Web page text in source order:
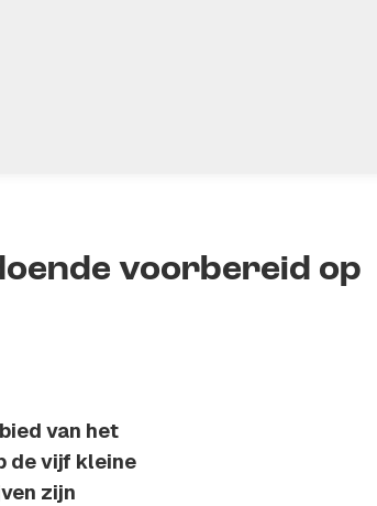
voorbereid op
van het
de vijf kleine
zijn